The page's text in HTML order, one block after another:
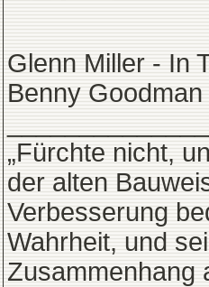
Glenn Miller - In
Benny
„Fürchte nicht,
der alten
Verbesserung
Wahrheit, und
Zusammenhang